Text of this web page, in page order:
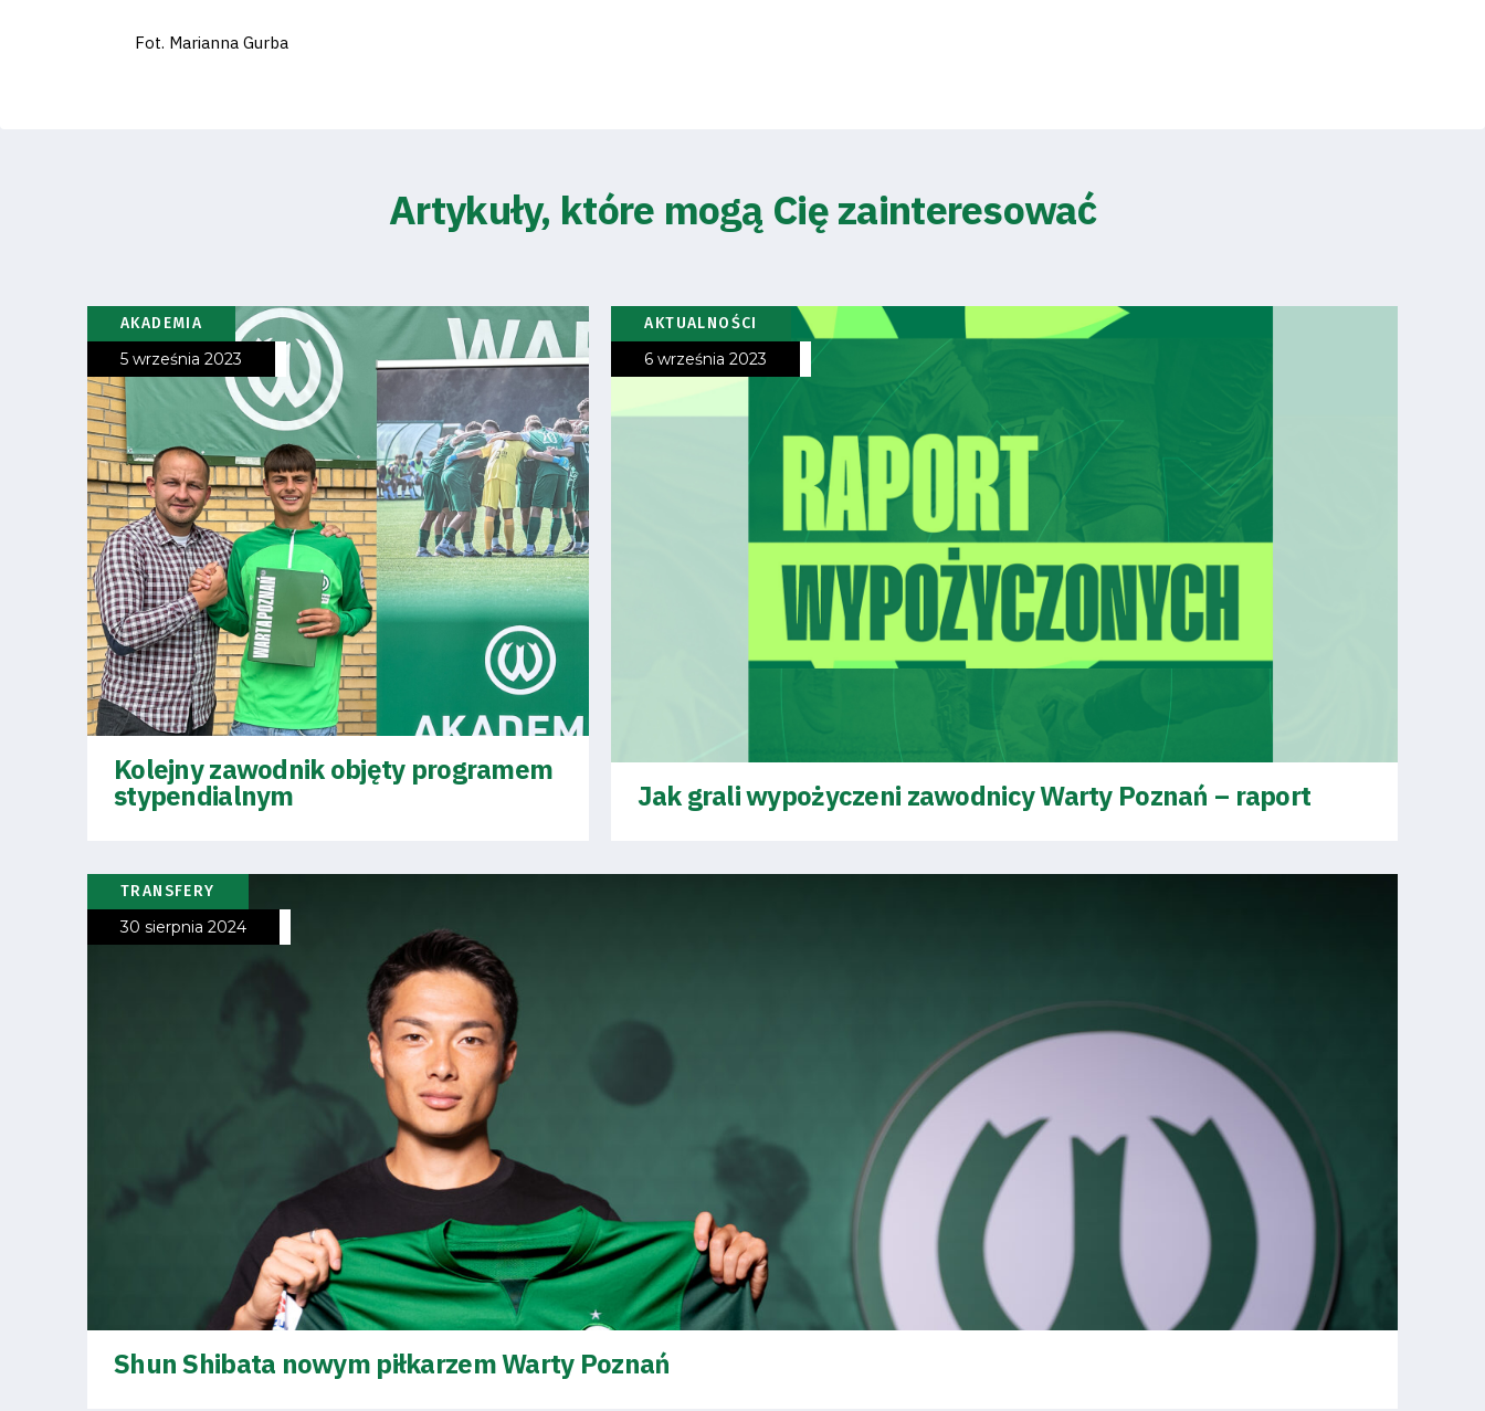
zespół
Amp
Futbol
Akademia
Aktualności
Warta
Fundacja
Biznes
Polityka
Regulaminy
Fot. Marianna Gurba
Artykuły, które mogą Cię zainteresować
AKADEMIA
5 września 2023
Kolejny zawodnik objęty programem
stypendialnym
AKTUALNOŚCI
6 września 2023
Jak grali wypożyczeni zawodnicy Warty Poznań – raport
TRANSFERY
30 sierpnia 2024
Shun Shibata nowym piłkarzem Warty Poznań